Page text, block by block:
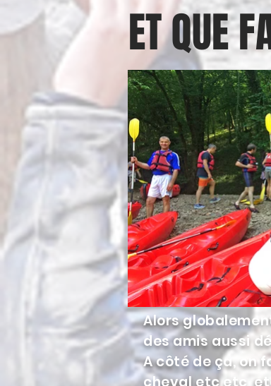
ET QUE
Alors
des amis aussi
A côté de ça, on
cheval etc etc